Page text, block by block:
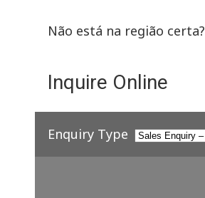
Não está na região certa?
Inquire Online
Enquiry Type